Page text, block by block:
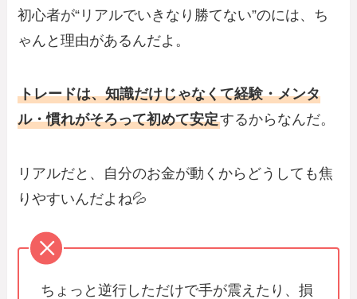
初心者が“リアルでいきなり勝てない”のには、ち
ゃんと理由があるんだよ。
トレードは、知識だけじゃなくて経験・メンタ
ル・慣れがそろって初めて安定するからなんだ。
リアルだと、自分のお金が動くからどうしても焦
りやすいんだよね💦
ちょっと逆行しただけで手が震えたり、損